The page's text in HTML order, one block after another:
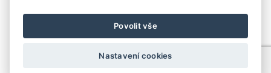
ARS - umělecká agentura2016. All rights reserved. Vytvořilo
Povolit vše
Nastavení cookies